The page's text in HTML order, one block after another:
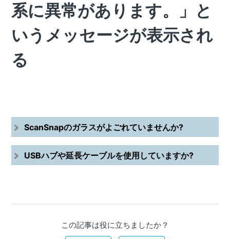
系に異常があります。」と
いうメッセージが表示され
る
ScanSnapのガラスがよごれていませんか?
USBハブや延長ケーブルを使用していますか?
この記事は役に立ちましたか？